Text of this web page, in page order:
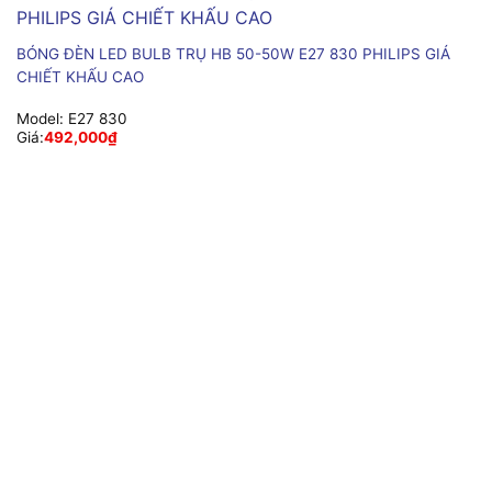
BÓNG ĐÈN LED BULB TRỤ HB 50-50W E27 830 PHILIPS GIÁ
CHIẾT KHẤU CAO
Model: E27 830
Giá:492,000₫